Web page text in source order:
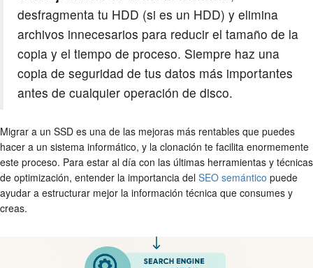
desfragmenta tu HDD (si es un HDD) y elimina
archivos innecesarios para reducir el tamaño de la
copia y el tiempo de proceso. Siempre haz una
copia de seguridad de tus datos más importantes
antes de cualquier operación de disco.
Migrar a un SSD es una de las mejoras más rentables que puedes
hacer a un sistema informático, y la clonación te facilita enormemente
este proceso. Para estar al día con las últimas herramientas y técnicas
de optimización, entender la importancia del SEO semántico puede
ayudar a estructurar mejor la información técnica que consumes y
creas.